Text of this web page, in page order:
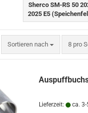
Sherco SM-RS 50
2025 E5
Sortieren nach
Sortieren nach 8 pro
pro
Lieferzeit: ca. 3-